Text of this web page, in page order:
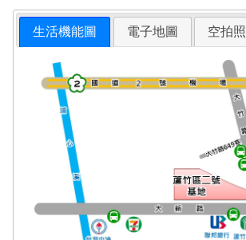
生活機能圖 電子地圖 空拍